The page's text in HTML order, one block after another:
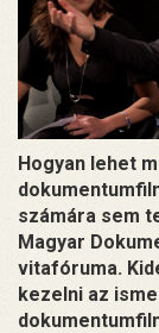
Hogyan lehet
számára sem
Magyar
vitafóruma.
kezelni az